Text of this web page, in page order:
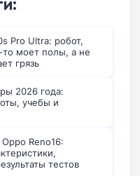
Pro Ultra: робот,
моет полы, а не
грязь
2026 года:
учебы и
Reno16:
тестов